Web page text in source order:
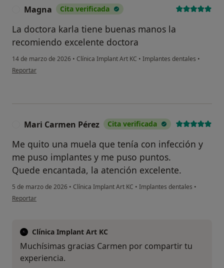
Magna Cita verificada
La doctora karla tiene buenas manos la
recomiendo excelente doctora
14 de marzo de 2026 • Clínica Implant Art KC • Implantes dentales •
en opinión del usuario Magna
Reportar
Mari Carmen Pérez Cita verificada
Me quito una muela que tenía con infección y
me puso implantes y me puso puntos.
Quede encantada, la atención excelente.
5 de marzo de 2026 • Clínica Implant Art KC • Implantes dentales •
en opinión del usuario Mari Carmen Pérez
Reportar
Clínica Implant Art KC
Muchísimas gracias Carmen por compartir tu
experiencia.